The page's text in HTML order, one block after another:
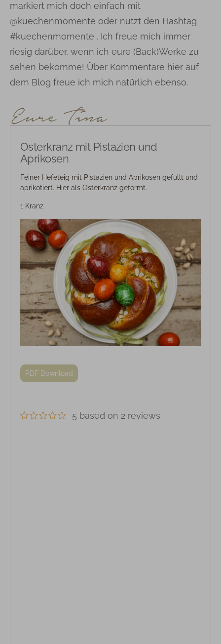
markiert mich doch einfach mit
@kuechenmomente oder nutzt den Hashtag
#kuechenmomente . Ich freue mich immer
riesig darüber, wenn ich eure (Back)Werke zu
sehen bekomme! Über Kommentare hier auf
dem Blog freue ich mich natürlich ebenso.
Osterkranz mit Pistazien und
Aprikosen
Feiner Hefeteig mit Pistazien und Aprikosen gefüllt und
aprikotiert. Hier als Osterkranz geformt.
1 Kranz
PDF Download
5 based on 2 reviews